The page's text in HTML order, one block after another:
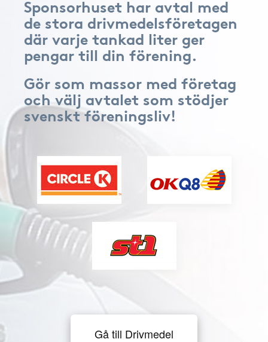
Sponsorhuset har avtal med
de stora drivmedelsföretagen
där varje tankad liter ger
pengar till din förening.
Gör som massor med företag
och välj avtalet som stödjer
svenskt föreningsliv!
Gå till Drivmedel